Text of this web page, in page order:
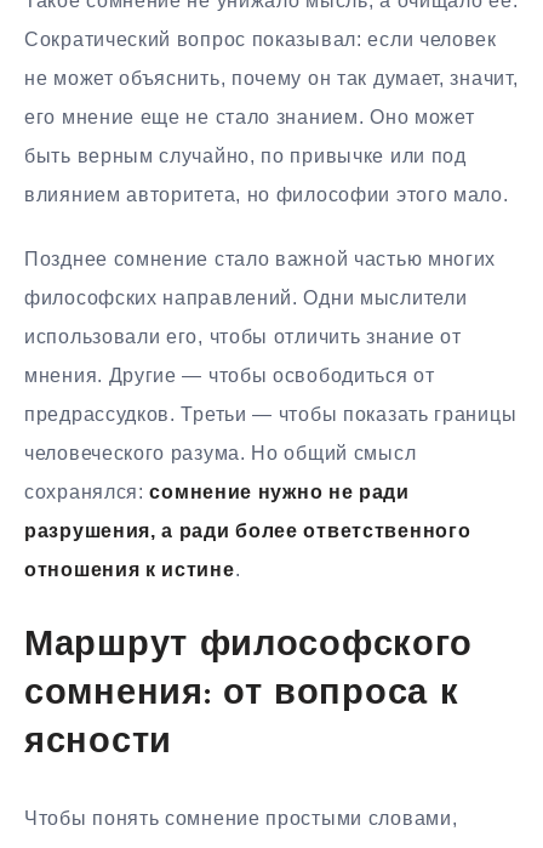
Сократический вопрос показывал: если человек
не может объяснить, почему он так думает, значит,
его мнение еще не стало знанием. Оно может
быть верным случайно, по привычке или под
влиянием авторитета, но философии этого мало.
Позднее сомнение стало важной частью многих
философских направлений. Одни мыслители
использовали его, чтобы отличить знание от
мнения. Другие — чтобы освободиться от
предрассудков. Третьи — чтобы показать границы
человеческого разума. Но общий смысл
сохранялся:сомнение нужно не ради
разрушения, а ради более ответственного
отношения к истине.
Маршрут философского
сомнения: от вопроса к
ясности
Чтобы понять сомнение простыми словами,